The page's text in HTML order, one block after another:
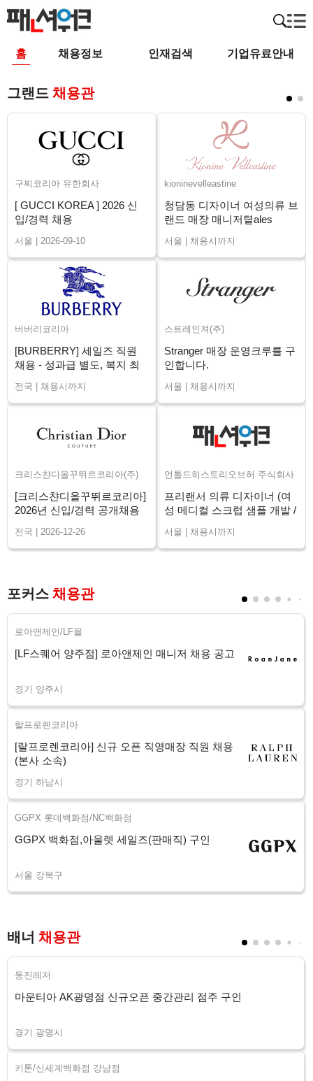
홈 채용정보 인재검색 기업유료안내
그랜드 채용관
구찌코리아 유한회사
[ GUCCI KOREA ] 2026 신
입/경력 채용
서울 | 2026-09-10
kioninevelleastine
청담동 디자이너 여성의류 브
랜드 매장 매니저톁ales
서울 | 채용시까지
버버리코리아
[BURBERRY] 세일즈 직원
채용 - 성과급 별도, 복지 최
전국 | 채용시까지
스트레인져(주)
Stranger 매장 운영크루를 구
인합니다.
서울 | 채용시까지
크리스챤디올꾸뛰르코리아(주)
[크리스챤디올꾸뛰르코리아]
2026년 신입/경력 공개채용
전국 | 2026-12-26
언톨드히스토리오브허 주식회사
프리랜서 의류 디자이너 (여
성 메디컬 스크럽 샘플 개발 /
서울 | 채용시까지
포커스 채용관
로아앤제인/LF몰
[LF스퀘어 양주점] 로아앤제인 매니저 채용 공고
경기 양주시
랄프로렌코리아
[랄프로렌코리아] 신규 오픈 직영매장 직원 채용
(본사 소속)
경기 하남시
GGPX 롯데백화점/NC백화점
GGPX 백화점,아울렛 세일즈(판매직) 구인
서울 강북구
배너 채용관
동진레저
마운티아 AK광명점 신규오픈 중간관리 점주 구인
경기 광명시
키톤/신세계백화점 강남점